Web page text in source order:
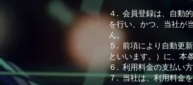
４. 会員登録は、⾃動
を⾏い、かつ、当社が
ん。
５. 前項により⾃動更
といいます。）に、本
６. 利⽤料⾦の⽀払い
７. 当社は、利⽤料⾦